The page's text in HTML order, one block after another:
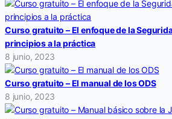
Curso gratuito – El enfoque de la
principios a la práctica
8 junio, 2023
Curso gratuito – El manual de los ODS
8 junio, 2023